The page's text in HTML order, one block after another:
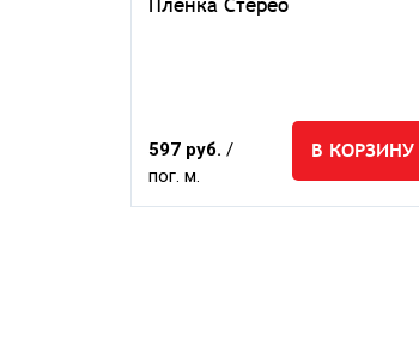
Пленка Стерео
597 руб. /
пог. м.
В КОРЗИНУ